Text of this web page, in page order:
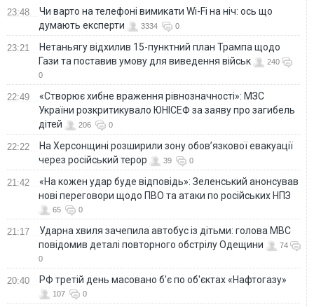
23:48
Чи варто на телефонi вимикати Wi-Fi на ніч: ось що
думають експерти
3334 0
23:21
Нетаньягу відхилив 15-пунктний план Трампа щодо
Гази та поставив умову для виведення військ
240
0
22:49
«Створює хибне враження рівнозначності»: МЗС
України розкритикувало ЮНІСЕФ за заяву про загибель
дітей
206 0
22:22
На Херсонщині розширили зону обов’язкової евакуації
через російський терор
39 0
21:42
«На кожен удар буде відповідь»: Зеленський анонсував
нові переговори щодо ПВО та атаки по російських НПЗ
65 0
21:17
Ударна хвиля зачепила автобус із дітьми: голова МВС
повідомив деталі повторного обстрілу Одещини
74
0
20:40 РФ третій день масовано б'є по об'єктах «Нафтогазу»
107 0